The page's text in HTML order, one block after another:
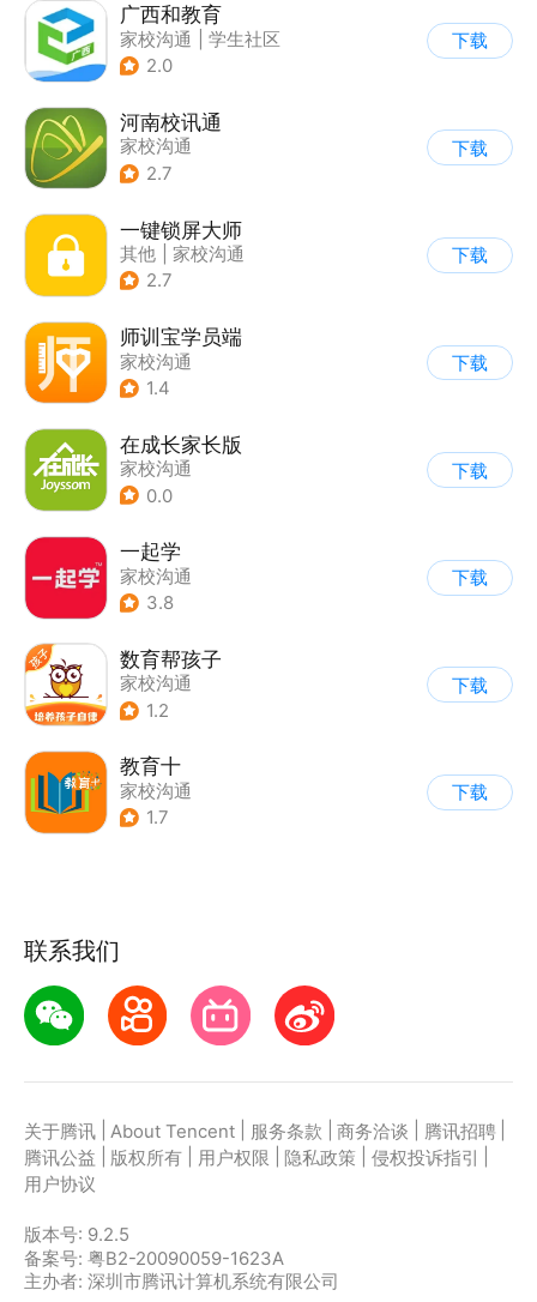
广西和教育
家校沟通
学生社区
2.0
下载
河南校讯通
家校沟通
2.7
下载
一键锁屏大师
其他
家校沟通
2.7
下载
师训宝学员端
家校沟通
1.4
下载
在成长家长版
家校沟通
0.0
下载
一起学
家校沟通
3.8
下载
数育帮孩子
家校沟通
1.2
下载
教育十
家校沟通
1.7
下载
联系我们
关于腾讯 About Tencent 服务条款 商务洽谈 腾讯招聘
腾讯公益
版权所有 用户权限 隐私政策 侵权投诉指引
用户协议
版本号: 9.2.5
备案号: 粤B2-20090059-1623A
主办者: 深圳市腾讯计算机系统有限公司